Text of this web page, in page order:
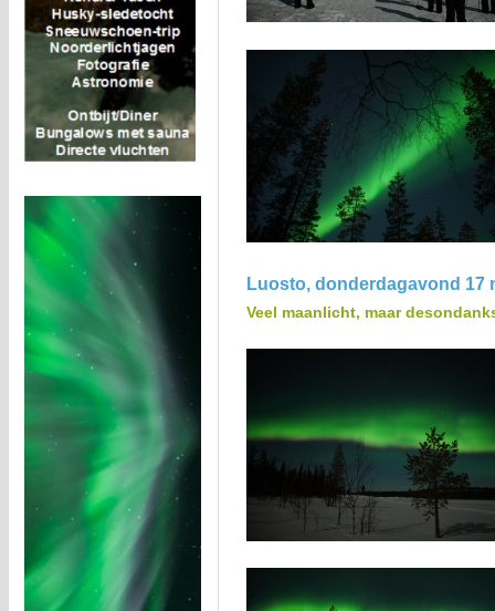
Luosto, donderdagavond 17
Veel maanlicht, maar